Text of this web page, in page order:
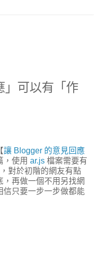
」可以有「作
讓 Blogger 的意見回應
，使用 ar.js 檔案需要有
對於初階的網友有點
，再做一個不用另找網
信只要一步一步做都能